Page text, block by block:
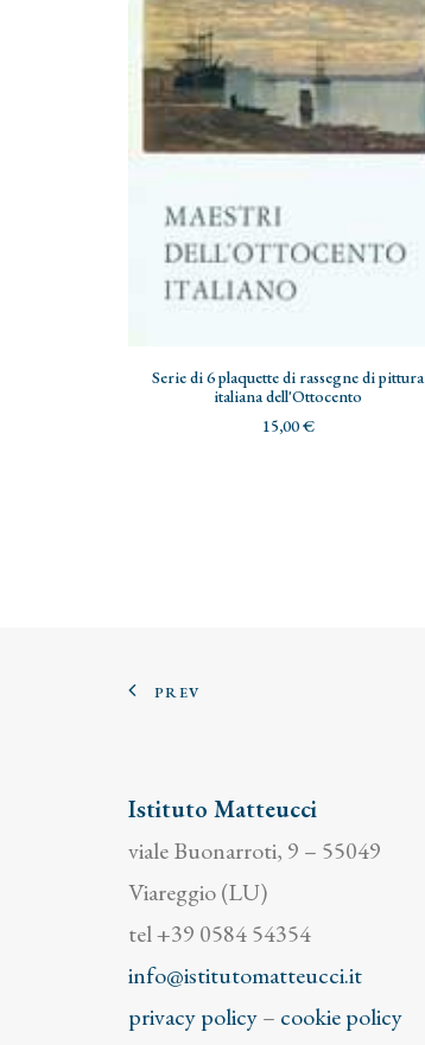
ADD TO CART
Serie di 6 plaquette di rassegne di pittura
italiana dell'Ottocento
15,00€
PREV
Istituto Matteucci
viale Buonarroti, 9 – 55049
Viareggio (LU)
tel +39 0584 54354
info@istitutomatteucci.it
privacy policy– cookie policy